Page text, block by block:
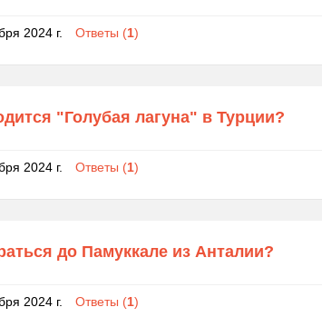
2024 г. Ответы (1)
"Голубая лагуна" в Турции?
2024 г. Ответы (1)
до Памуккале из Анталии?
2024 г. Ответы (1)